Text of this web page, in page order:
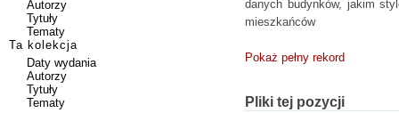
danych budynków, jakim
mieszkańców
Pokaż pełny rekord
Pliki tej pozycji
Autorzy
Tytuły
Tematy
Ta kolekcja
Daty wydania
Autorzy
Tytuły
Tematy